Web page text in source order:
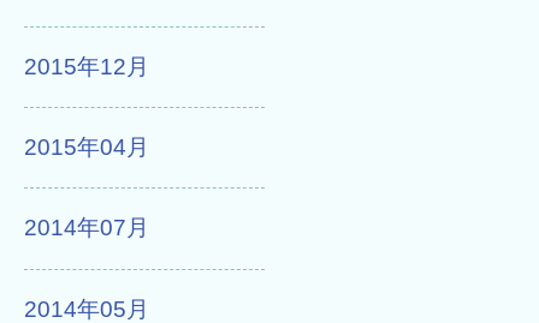
2015年12月
2015年04月
2014年07月
2014年05月